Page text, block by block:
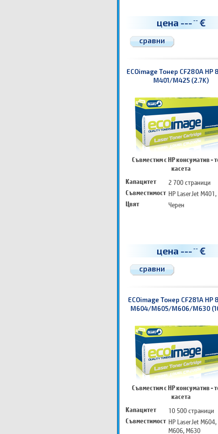
цена --- -- €
сравни
ECOimage Тонер CF280A HP
M401/M425 (2.7K)
Съвместим с HP консуматив -
касета
Капацитет
2 700 страници
Съвместимост HP LaserJet
Цвят
Черен
цена --- -- €
сравни
ECOimage Тонер CF281A HP
M604/M605/M606/M630
Съвместим с HP консуматив -
касета
Капацитет
10 500 страници
Съвместимост HP LaserJet
M606, M630